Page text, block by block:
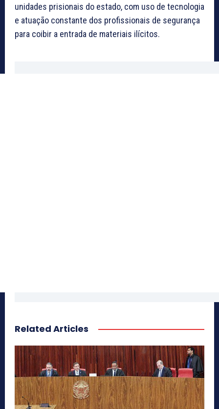
unidades prisionais do estado, com uso de tecnologia
e atuação constante dos profissionais de segurança
para coibir a entrada de materiais ilícitos.
Related Articles